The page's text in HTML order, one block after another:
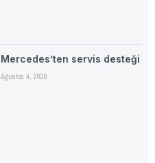
Mercedes’ten servis desteği
Ağustos 4, 2026